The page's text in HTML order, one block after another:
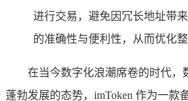
进行交易，避免因冗长地址带
的准确性与便利性，从而优化整
在当今数字化浪潮席卷的时代，
蓬勃发展的态势，imToken 作为一款